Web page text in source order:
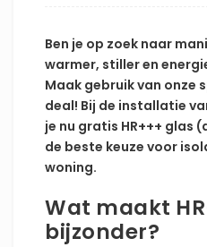
Ben je op zoek naar
warmer, stiller en
Maak gebruik van onze
deal! Bij de installatie
je nu gratis HR+++ glas
de beste keuze voor
woning.
Wat maakt
bijzonder?